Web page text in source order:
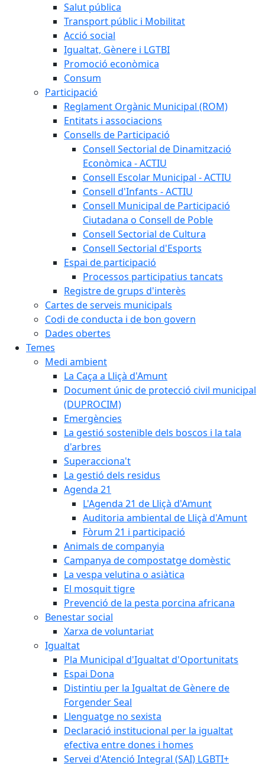
Salut pública
Transport públic i Mobilitat
Acció social
Igualtat, Gènere i LGTBI
Promoció econòmica
Consum
Participació
Reglament Orgànic Municipal (ROM)
Entitats i associacions
Consells de Participació
Consell Sectorial de Dinamització
Econòmica - ACTIU
Consell Escolar Municipal - ACTIU
Consell d'Infants - ACTIU
Consell Municipal de Participació
Ciutadana o Consell de Poble
Consell Sectorial de Cultura
Consell Sectorial d'Esports
Espai de participació
Processos participatius tancats
Registre de grups d'interès
Cartes de serveis municipals
Codi de conducta i de bon govern
Dades obertes
Temes
Medi ambient
La Caça a Lliçà d'Amunt
Document únic de protecció civil municipal
(DUPROCIM)
Emergències
La gestió sostenible dels boscos i la tala
d'arbres
Superacciona't
La gestió dels residus
Agenda 21
L'Agenda 21 de Lliçà d'Amunt
Auditoria ambiental de Lliçà d'Amunt
Fòrum 21 i participació
Animals de companyia
Campanya de compostatge domèstic
La vespa velutina o asiàtica
El mosquit tigre
Prevenció de la pesta porcina africana
Benestar social
Xarxa de voluntariat
Igualtat
Pla Municipal d'Igualtat d'Oportunitats
Espai Dona
Distintiu per la Igualtat de Gènere de
Forgender Seal
Llenguatge no sexista
Declaració institucional per la igualtat
efectiva entre dones i homes
Servei d'Atenció Integral (SAI) LGBTI+